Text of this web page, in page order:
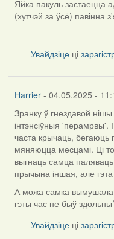
Яйка пакуль застаецца
(хутчэй за ўсё) павінна
Увайдзіце ці
Harrier- 04.05.2025 -
Зранку ў гнездавой
інтэнсіўныя 'перамрвы'.
часта крычаць, бегаюць
мяняюцца месцамі. Ці
выгнаць самца
прычына іншая, але
А можа самка
гэты час не быў
Увайдзіце ці